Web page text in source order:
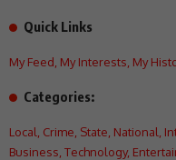
Quick Links
My Feed My Interests My
Categories:
Local Crime State National
Business Technology,